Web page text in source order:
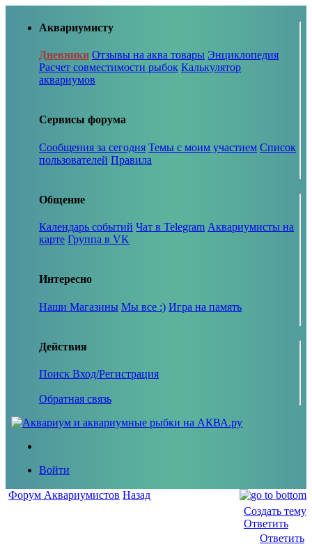
Аквариумисту
Дневники Отзывы на аква товары Энциклопедия
Расчет совместимости рыбок Калькулятор
аквариумов
Сервисы форума
Сообщения за сегодня Темы с моим участием Список
пользователей Правила
Общение
Календарь событий Чат в Telegram Аквариумисты на
карте Группа в VK
Интересно
Наши Магазины Мы все :) Игра на память
Действия
Поиск Вход/Регистрация
Обратная связь
Войти
Форум Аквариумистов Назад
Создать тему
Ответить
Ответить